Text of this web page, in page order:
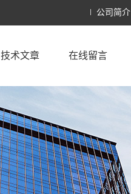
公司简介
技术文章 在线留言